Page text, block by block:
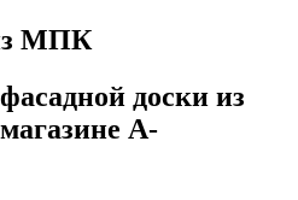
МПК
доски из
А-